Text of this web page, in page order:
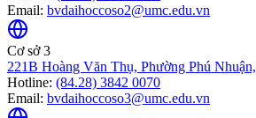
Email: bvdaihoccoso2@umc.edu.vn
Cơ sở 3
221B Hoàng Văn Thụ, Phường Phú
Hotline: (84.28) 3842 0070
Email: bvdaihoccoso3@umc.edu.vn